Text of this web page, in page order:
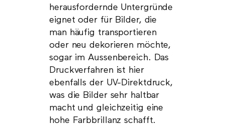
herausfordernde Untergründe
eignet oder für Bilder, die
man häufig transportieren
oder neu dekorieren möchte,
sogar im Aussenbereich. Das
Druckverfahren ist hier
ebenfalls der UV-Direktdruck,
was die Bilder sehr haltbar
macht und gleichzeitig eine
hohe Farbbrillanz schafft.